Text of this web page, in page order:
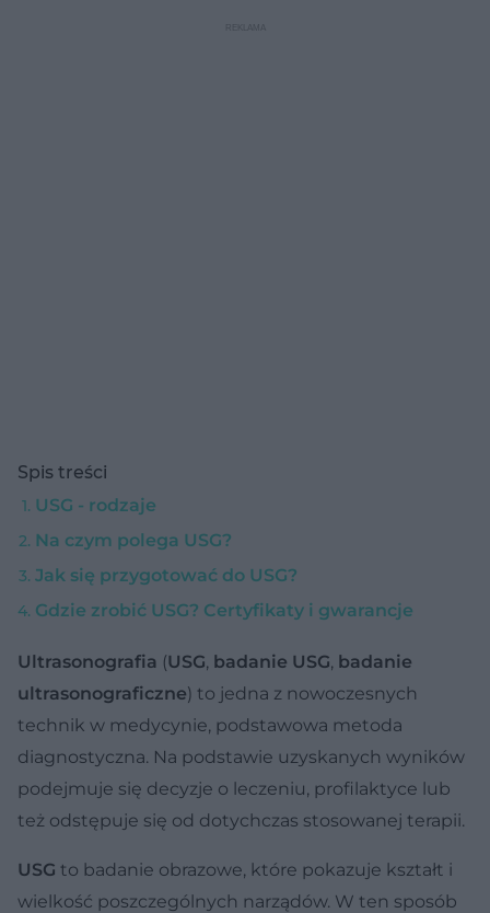
Spis treści
USG - rodzaje
Na czym polega USG?
Jak się przygotować do USG?
Gdzie zrobić USG? Certyfikaty i gwarancje
Ultrasonografia (USG, badanie USG, badanie
ultrasonograficzne) to jedna z nowoczesnych
technik w medycynie, podstawowa metoda
diagnostyczna. Na podstawie uzyskanych wyników
podejmuje się decyzje o leczeniu, profilaktyce lub
też odstępuje się od dotychczas stosowanej terapii.
USG to badanie obrazowe, które pokazuje kształt i
wielkość poszczególnych narządów. W ten sposób